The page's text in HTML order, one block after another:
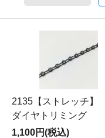
2135【ストレッチ】
ダイヤトリミング
1,100円(税込)